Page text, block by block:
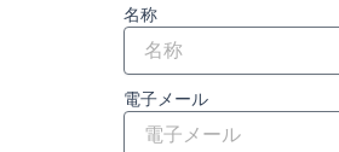
名称
電子メール